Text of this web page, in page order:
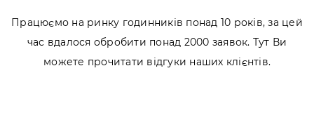
Працюємо на ринку годинників понад 10 років, за цей
час вдалося обробити понад 2000 заявок. Тут Ви
можете прочитати відгуки наших клієнтів.